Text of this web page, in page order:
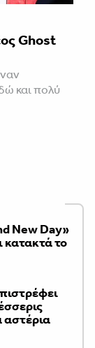
Ghost
και πολύ
New Day»
κατακτά το
αστέρια